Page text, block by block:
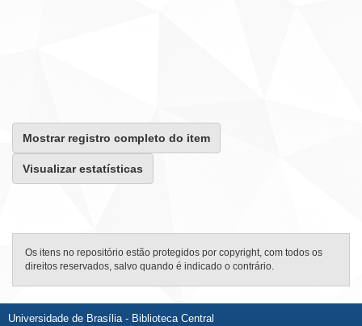
Mostrar registro completo do item
Visualizar estatísticas
Os itens no repositório estão protegidos por copyright, com todos os
direitos reservados, salvo quando é indicado o contrário.
Universidade de Brasília - Biblioteca Central